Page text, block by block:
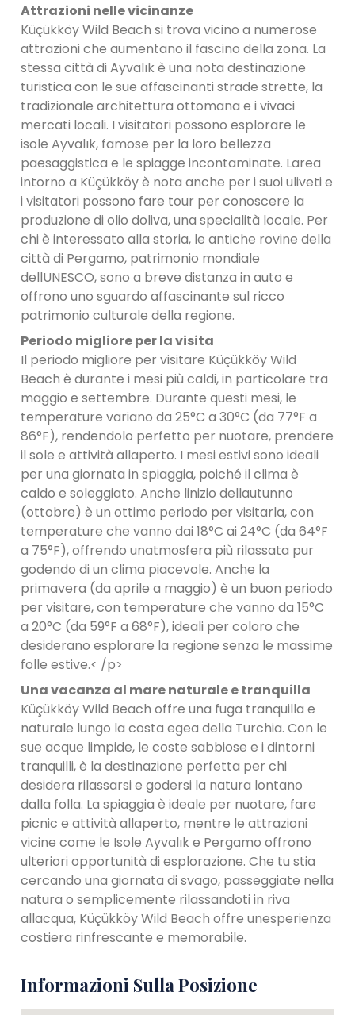
Attrazioni nelle vicinanze
Küçükköy Wild Beach si trova vicino a numerose
attrazioni che aumentano il fascino della zona. La
stessa città di Ayvalık è una nota destinazione
turistica con le sue affascinanti strade strette, la
tradizionale architettura ottomana e i vivaci
mercati locali. I visitatori possono esplorare le
isole Ayvalık, famose per la loro bellezza
paesaggistica e le spiagge incontaminate. Larea
intorno a Küçükköy è nota anche per i suoi uliveti e
i visitatori possono fare tour per conoscere la
produzione di olio doliva, una specialità locale. Per
chi è interessato alla storia, le antiche rovine della
città di Pergamo, patrimonio mondiale
dellUNESCO, sono a breve distanza in auto e
offrono uno sguardo affascinante sul ricco
patrimonio culturale della regione.
Periodo migliore per la visita
Il periodo migliore per visitare Küçükköy Wild
Beach è durante i mesi più caldi, in particolare tra
maggio e settembre. Durante questi mesi, le
temperature variano da 25°C a 30°C (da 77°F a
86°F), rendendolo perfetto per nuotare, prendere
il sole e attività allaperto. I mesi estivi sono ideali
per una giornata in spiaggia, poiché il clima è
caldo e soleggiato. Anche linizio dellautunno
(ottobre) è un ottimo periodo per visitarla, con
temperature che vanno dai 18°C ​​ai 24°C (da 64°F
a 75°F), offrendo unatmosfera più rilassata pur
godendo di un clima piacevole. Anche la
primavera (da aprile a maggio) è un buon periodo
per visitare, con temperature che vanno da 15°C
a 20°C (da 59°F a 68°F), ideali per coloro che
desiderano esplorare la regione senza le massime
folle estive.< /p>
Una vacanza al mare naturale e tranquilla
Küçükköy Wild Beach offre una fuga tranquilla e
naturale lungo la costa egea della Turchia. Con le
sue acque limpide, le coste sabbiose e i dintorni
tranquilli, è la destinazione perfetta per chi
desidera rilassarsi e godersi la natura lontano
dalla folla. La spiaggia è ideale per nuotare, fare
picnic e attività allaperto, mentre le attrazioni
vicine come le Isole Ayvalık e Pergamo offrono
ulteriori opportunità di esplorazione. Che tu stia
cercando una giornata di svago, passeggiate nella
natura o semplicemente rilassandoti in riva
allacqua, Küçükköy Wild Beach offre unesperienza
costiera rinfrescante e memorabile.
Informazioni Sulla Posizione